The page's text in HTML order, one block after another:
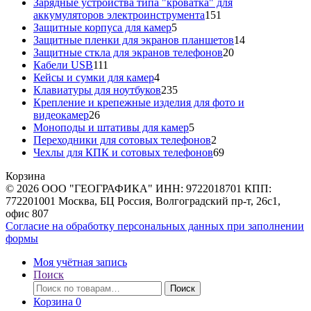
Зарядные устройства типа "кроватка" для
аккумуляторов электроинструмента151
Защитные корпуса для камер55
товаров
Защитные пленки для экранов планшетов1414
Защитные сткла для экранов телефонов2020
Кабели USB111
товаров
Кейсы и сумки для камер44
товара
Клавиатуры для ноутбуков235235
товаров
Крепление и крепежные изделия для фото и
видеокамер2626
товаров
Моноподы и штативы для камер55
товаров
Переходники для сотовых телефонов2
товара
Чехлы для КПК и сотовых телефонов6969
Корзина
© 2026 ООО "ГЕОГРАФИКА" ИНН: 9722018701 КПП:
772201001 Москва, БЦ Россия, Волгоградский пр-т, 26с1,
офис 807
Согласие на обработку персональных данных при заполнении
формы
Моя учётная запись
Поиск
Искать:
Поиск
Корзина 0